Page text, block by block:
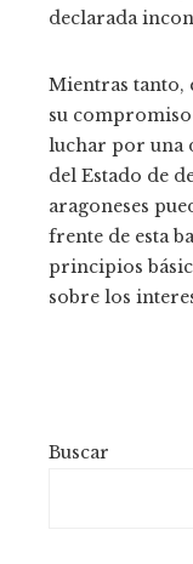
declarada
Mientras tanto,
su
luchar por una
del Estado de
aragoneses
frente de esta
principios
sobre los
Buscar